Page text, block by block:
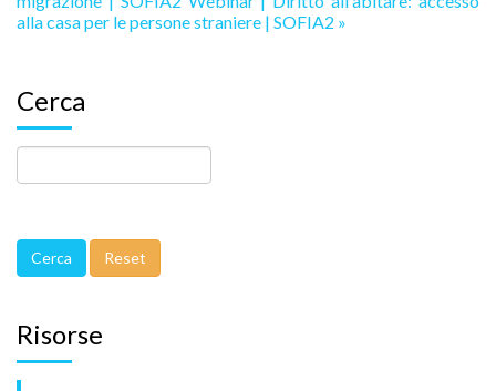
alla casa per le persone straniere | SOFIA2 »
Cerca
Risorse